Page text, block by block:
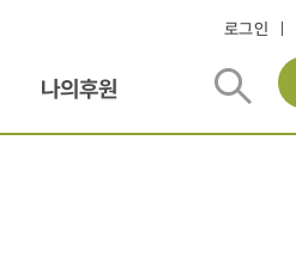
로그인
나의후원